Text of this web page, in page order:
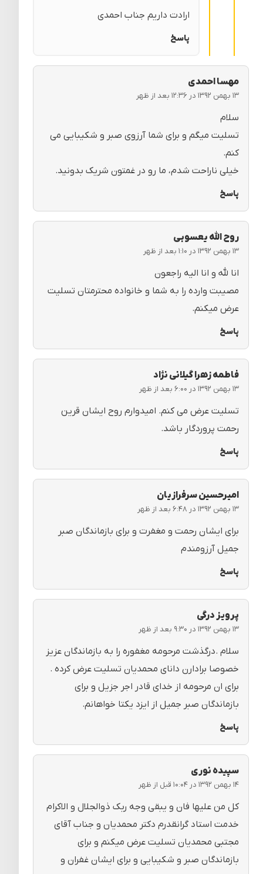
ارادت داریم جناب احمدی
پاسخ
مهسا احمدی
۱۳ بهمن ۱۳۹۲ در ۱۲:۳۶ بعد از ظهر
سلام
تسلیت میگم و برای شما آرزوی صبر و شکیبایی می
کنم.
خیلی ناراحت شدم، ما رو در غمتون شریک بدونید.
پاسخ
روح الله یعسوبی
۱۳ بهمن ۱۳۹۲ در ۱:۱۰ بعد از ظهر
انا لله و انا الیه راجعون
مصیبت وارده را به شما و خانواده محترمتان تسلیت
عرض میکنم.
پاسخ
فاطمه زهرا گیلانی نژاد
۱۳ بهمن ۱۳۹۲ در ۶:۰۰ بعد از ظهر
تسلیت عرض می کنم. امیدوارم روح ایشان قرین
رحمت پروردگار باشد.
پاسخ
امیرحسین سرفرازیان
۱۳ بهمن ۱۳۹۲ در ۶:۴۸ بعد از ظهر
برای ایشان رحمت و مغفرت و برای بازماندگان صبر
جمیل آرزومندم
پاسخ
پرویز درگی
۱۳ بهمن ۱۳۹۲ در ۹:۳۰ بعد از ظهر
سلام .درگذشت مرحومه مغفوره را به بازماندگان عزیز
خصوصا برادارن دانای محمدیان تسلیت عرض کرده .
برای ان مرحومه از خدای قادر اجر جزیل و برای
بازماندگان صبر جمیل از ایزد یکتا خواهانم.
پاسخ
سپیده نوری
۱۴ بهمن ۱۳۹۲ در ۱۰:۰۴ قبل از ظهر
کل من علیها فان و یبقی وجه ربک ذوالجلال و الاکرام
خدمت استاد گرانقدرم دکتر محمدیان و جناب آقای
مجتبی محمدیان تسلیت عرض میکنم و برای
بازماندگان صبر و شکیبایی و برای ایشان غفران و